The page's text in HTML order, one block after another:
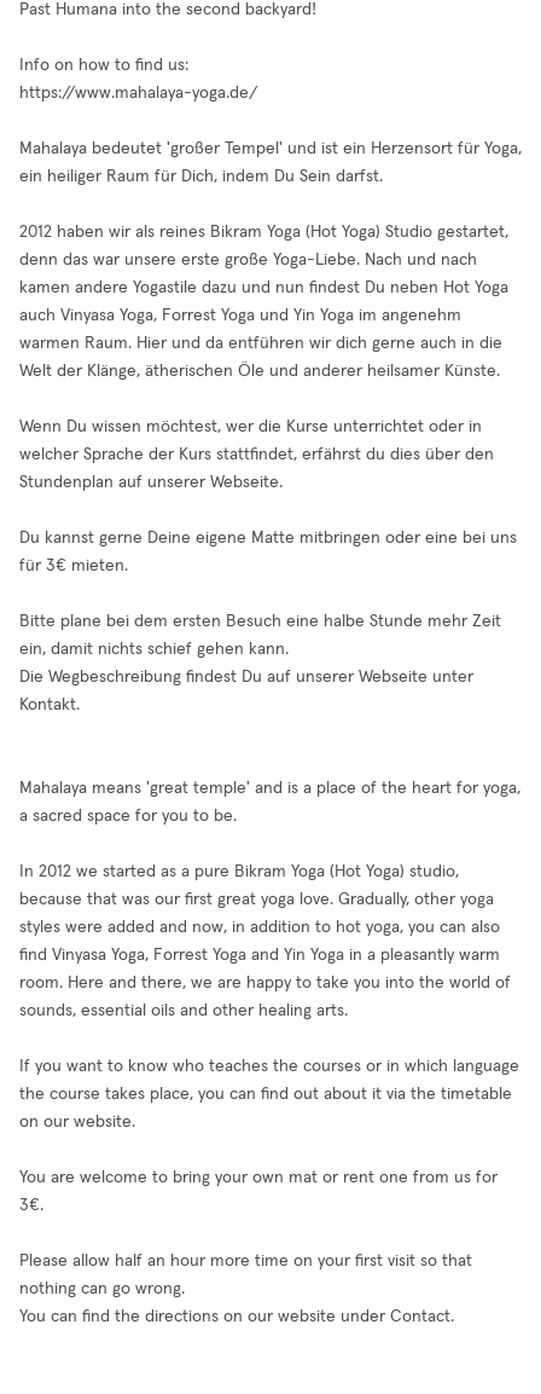
Past Humana into the second backyard!
Info on how to find us:
https://www.mahalaya-yoga.de/
Mahalaya bedeutet 'großer Tempel' und ist ein Herzensort für Yoga,
ein heiliger Raum für Dich, indem Du Sein darfst.
2012 haben wir als reines Bikram Yoga (Hot Yoga) Studio gestartet,
denn das war unsere erste große Yoga-Liebe. Nach und nach
kamen andere Yogastile dazu und nun findest Du neben Hot Yoga
auch Vinyasa Yoga, Forrest Yoga und Yin Yoga im angenehm
warmen Raum. Hier und da entführen wir dich gerne auch in die
Welt der Klänge, ätherischen Öle und anderer heilsamer Künste.
Wenn Du wissen möchtest, wer die Kurse unterrichtet oder in
welcher Sprache der Kurs stattfindet, erfährst du dies über den
Stundenplan auf unserer Webseite.
Du kannst gerne Deine eigene Matte mitbringen oder eine bei uns
für 3€ mieten.
Bitte plane bei dem ersten Besuch eine halbe Stunde mehr Zeit
ein, damit nichts schief gehen kann.
Die Wegbeschreibung findest Du auf unserer Webseite unter
Kontakt.
Mahalaya means 'great temple' and is a place of the heart for yoga,
a sacred space for you to be.
In 2012 we started as a pure Bikram Yoga (Hot Yoga) studio,
because that was our first great yoga love. Gradually, other yoga
styles were added and now, in addition to hot yoga, you can also
find Vinyasa Yoga, Forrest Yoga and Yin Yoga in a pleasantly warm
room. Here and there, we are happy to take you into the world of
sounds, essential oils and other healing arts.
If you want to know who teaches the courses or in which language
the course takes place, you can find out about it via the timetable
on our website.
You are welcome to bring your own mat or rent one from us for
3€.
Please allow half an hour more time on your first visit so that
nothing can go wrong.
You can find the directions on our website under Contact.